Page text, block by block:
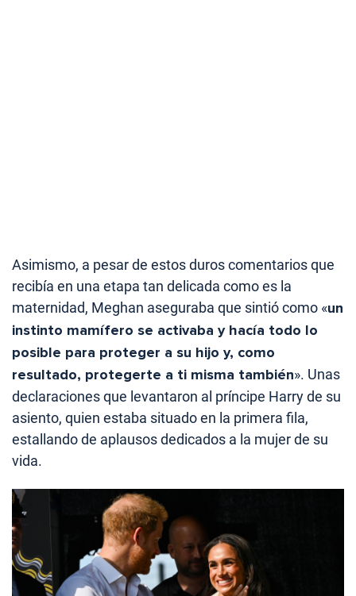
Asimismo, a pesar de estos duros comentarios que
recibía en una etapa tan delicada como es la
maternidad, Meghan aseguraba que sintió como «un
instinto mamífero se activaba y hacía todo lo
posible para proteger a su hijo y, como
resultado, protegerte a ti misma también». Unas
declaraciones que levantaron al príncipe Harry de su
asiento, quien estaba situado en la primera fila,
estallando de aplausos dedicados a la mujer de su
vida.